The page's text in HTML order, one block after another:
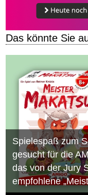
Das könnte Sie
Spielespaß zum
gesucht für die
das von der Jury
empfohlene